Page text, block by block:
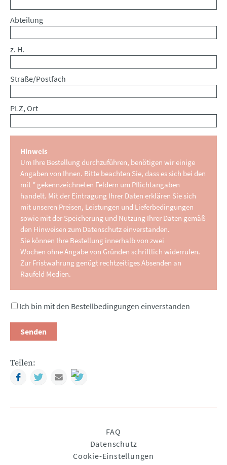
Abteilung
z. H.
Straße/Postfach
PLZ, Ort
Hinweis
Um Ihre Bestellung durchzuführen, benötigen wir einige
Angaben von Ihnen. Bitte beachten Sie, dass es sich bei den
mit * gekennzeichneten Feldern um Pflichtangaben
handelt. Mit der Eintragung Ihrer Daten erklären Sie sich
mit unseren Preisen, Leistungen und Lieferbedingungen
sowie mit der Speicherung und Nutzung Ihrer Daten gemäß
den Hinweisen zum Datenschutz einverstanden.
Sie können Ihre Bestellung innerhalb von zwei
Wochen ohne Angabe von Gründen schriftlich widerrufen.
Zur Fristwahrung genügt rechtzeitiges Absenden an
Raufeld Medien.
Ich bin mit den Bestellbedingungen einverstanden
Senden
Teilen:
FacebookTwitterMail
FAQ
Datenschutz
Cookie-Einstellungen